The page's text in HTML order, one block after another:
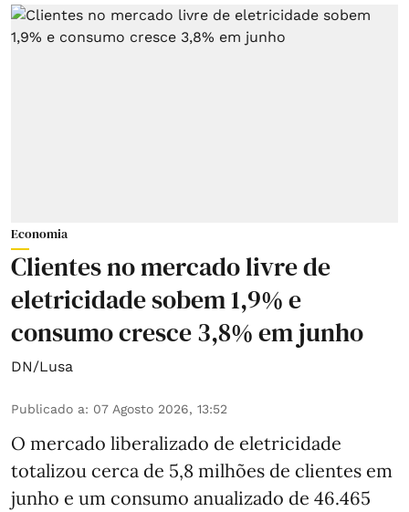
Economia
Clientes no mercado livre de
eletricidade sobem 1,9% e
consumo cresce 3,8% em junho
DN/Lusa
Publicado a: 07 Agosto 2026, 13:52
O mercado liberalizado de eletricidade
totalizou cerca de 5,8 milhões de clientes em
junho e um consumo anualizado de 46.465